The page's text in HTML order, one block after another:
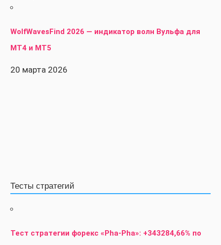
WolfWavesFind 2026 — индикатор волн Вульфа для
MT4 и MT5
20 марта 2026
Тесты стратегий
Тест стратегии форекс «Pha-Pha»: +343284,66% по